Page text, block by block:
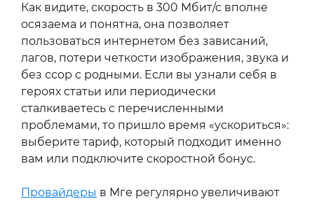
Как видите, скорость в 300 Мбит/с вполне
осязаема и понятна, она позволяет
пользоваться интернетом без зависаний,
лагов, потери четкости изображения, звука и
без ссор с родными. Если вы узнали себя в
героях статьи или периодически
сталкиваетесь с перечисленными
проблемами, то пришло время «ускориться»:
выберите тариф, который подходит именно
вам или подключите скоростной бонус.
Провайдеры в Мге регулярно увеличивают